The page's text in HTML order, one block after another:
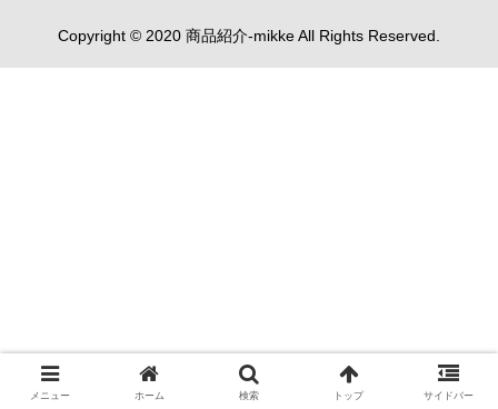
Copyright © 2020 商品紹介-mikke All Rights Reserved.
メニュー ホーム 検索 トップ サイドバー